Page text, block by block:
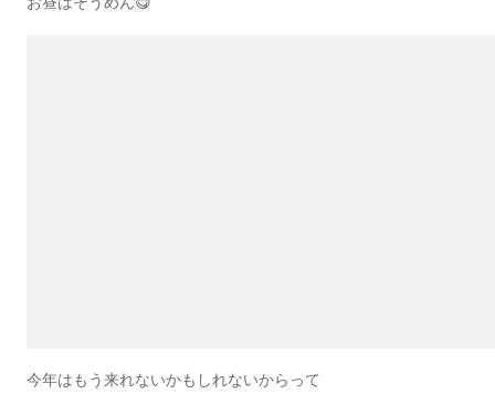
今年はもう来れないかもしれないからって